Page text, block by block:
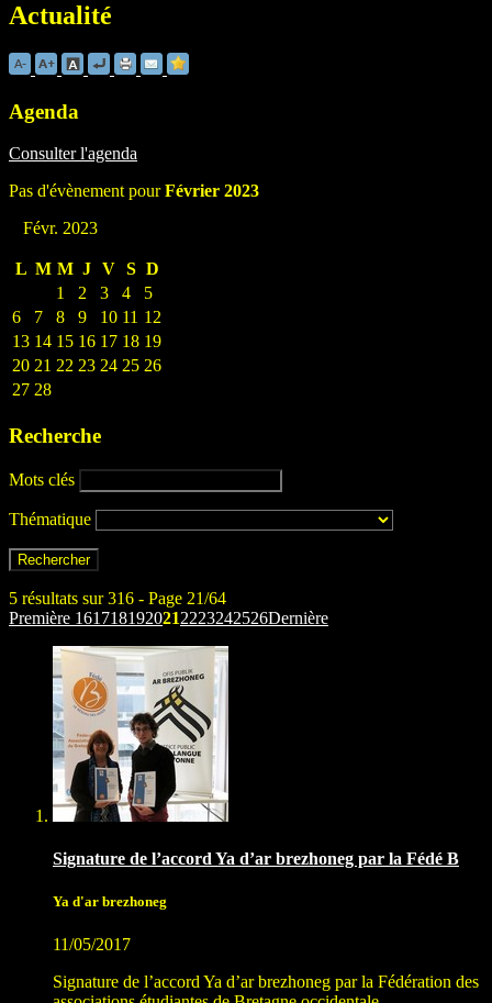
Actualité
Agenda
Consulter l'agenda
Pas d'évènement pourFévrier 2023
Févr. 2023
L M M J V S D
1
2 3 4
5
6
7 8 9 10 11 12
13 14 15 16 17 18 19
20 21 22 23 24 25 26
27 28
Recherche
Mots clés
Thématique
5 résultats sur 316 - Page 21/64
Première 1617181920212223242526Dernière
Signature de l’accord Ya d’ar brezhoneg par la Fédé B
Ya d'ar brezhoneg
11/05/2017
Signature de l’accord Ya d’ar brezhoneg par la Fédération des